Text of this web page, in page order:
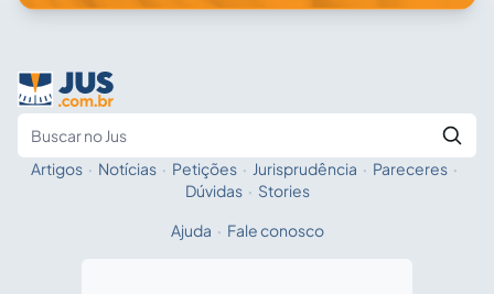
Fale com a IA
Artigos · Notícias · Petições · Jurisprudência · Pareceres ·
Dúvidas · Stories
Ajuda · Fale conosco